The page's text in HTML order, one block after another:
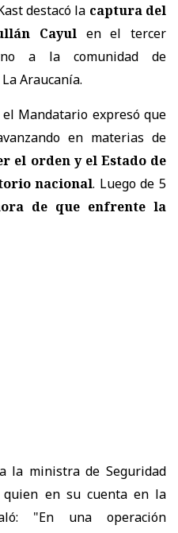
destacó la captura del
Cayul en el tercer
a la comunidad de
Araucanía.
Mandatario expresó que
en materias de
el orden y el Estado de
nacional. Luego de 5
de que enfrente la
la ministra de Seguridad
quien en su cuenta en la
"En una operación